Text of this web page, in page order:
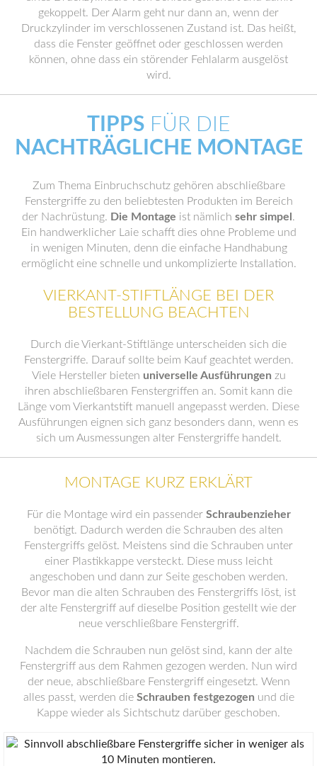
gekoppelt. Der Alarm geht nur dann an, wenn der
Druckzylinder im verschlossenen Zustand ist. Das heißt,
dass die Fenster geöffnet oder geschlossen werden
können, ohne dass ein störender Fehlalarm ausgelöst
wird.
TIPPS FÜR DIE
NACHTRÄGLICHE MONTAGE
Zum Thema Einbruchschutz gehören abschließbare
Fenstergriffe zu den beliebtesten Produkten im Bereich
der Nachrüstung. Die Montage ist nämlich sehr simpel.
Ein handwerklicher Laie schafft dies ohne Probleme und
in wenigen Minuten, denn die einfache Handhabung
ermöglicht eine schnelle und unkomplizierte Installation.
VIERKANT-STIFTLÄNGE BEI DER
BESTELLUNG BEACHTEN
Durch die Vierkant-Stiftlänge unterscheiden sich die
Fenstergriffe. Darauf sollte beim Kauf geachtet werden.
Viele Hersteller bieten universelle Ausführungen zu
ihren abschließbaren Fenstergriffen an. Somit kann die
Länge vom Vierkantstift manuell angepasst werden. Diese
Ausführungen eignen sich ganz besonders dann, wenn es
sich um Ausmessungen alter Fenstergriffe handelt.
MONTAGE KURZ ERKLÄRT
Für die Montage wird ein passender Schraubenzieher
benötigt. Dadurch werden die Schrauben des alten
Fenstergriffs gelöst. Meistens sind die Schrauben unter
einer Plastikkappe versteckt. Diese muss leicht
angeschoben und dann zur Seite geschoben werden.
Bevor man die alten Schrauben des Fenstergriffs löst, ist
der alte Fenstergriff auf dieselbe Position gestellt wie der
neue verschließbare Fenstergriff.
Nachdem die Schrauben nun gelöst sind, kann der alte
Fenstergriff aus dem Rahmen gezogen werden. Nun wird
der neue, abschließbare Fenstergriff eingesetzt. Wenn
alles passt, werden die Schrauben festgezogen und die
Kappe wieder als Sichtschutz darüber geschoben.